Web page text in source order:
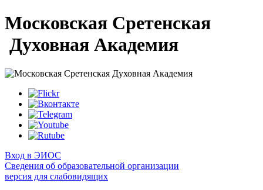
Московская Сретенская
Духовная Академия
Вход в ЭИОС
Сведения об образовательной организации
версия для слабовидящих